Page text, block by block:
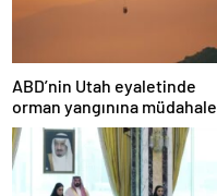
ABD’nin Utah eyaletinde
orman yangınına müdahale
eden helikopter düştü